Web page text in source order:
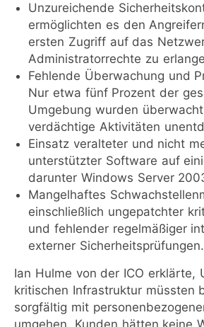
Unzureichende
ermöglichten es den
ersten Zugriff auf das
Administratorrechte zu
Fehlende Überwachung und
Nur etwa fünf Prozent der
Umgebung wurden
verdächtige Aktivitäten
Einsatz veralteter und nicht
unterstützter Software auf
darunter Windows Server
Mangelhaftes
einschließlich ungepatchter
und fehlender regelmäßiger
externer Sicherheitsprüfungen.
Ian Hulme von der ICO erklärte,
kritischen Infrastruktur müssten
sorgfältig mit